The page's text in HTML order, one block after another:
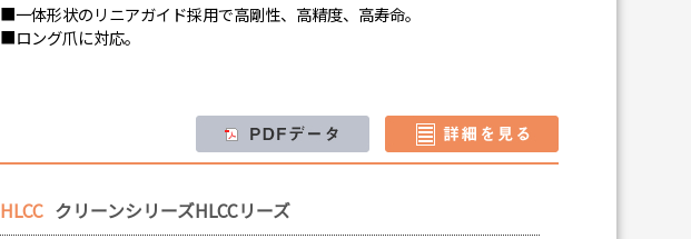
■一体形状のリニアガイド採用で高剛性、高精度、高寿命。
■ロング爪に対応。
HLCC クリーンシリーズHLCCリーズ